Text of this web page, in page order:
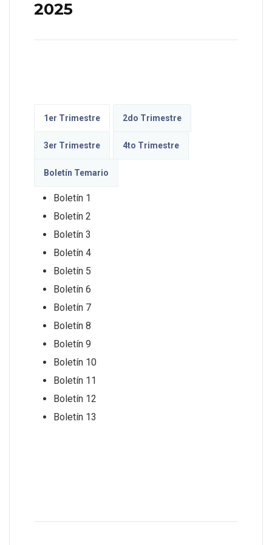
2025
1er Trimestre 2do Trimestre
3er Trimestre 4to Trimestre
Boletín Temario
Boletín 1
Boletín 2
Boletín 3
Boletín 4
Boletín 5
Boletín 6
Boletín 7
Boletín 8
Boletín 9
Boletín 10
Boletín 11
Boletín 12
Boletín 13